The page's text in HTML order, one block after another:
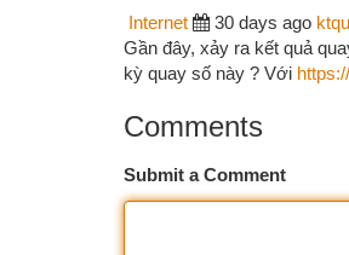
Internet 30 days ago
Gần đây, xảy ra kết quả
kỳ quay số này ? Với
Comments
Submit a Comment